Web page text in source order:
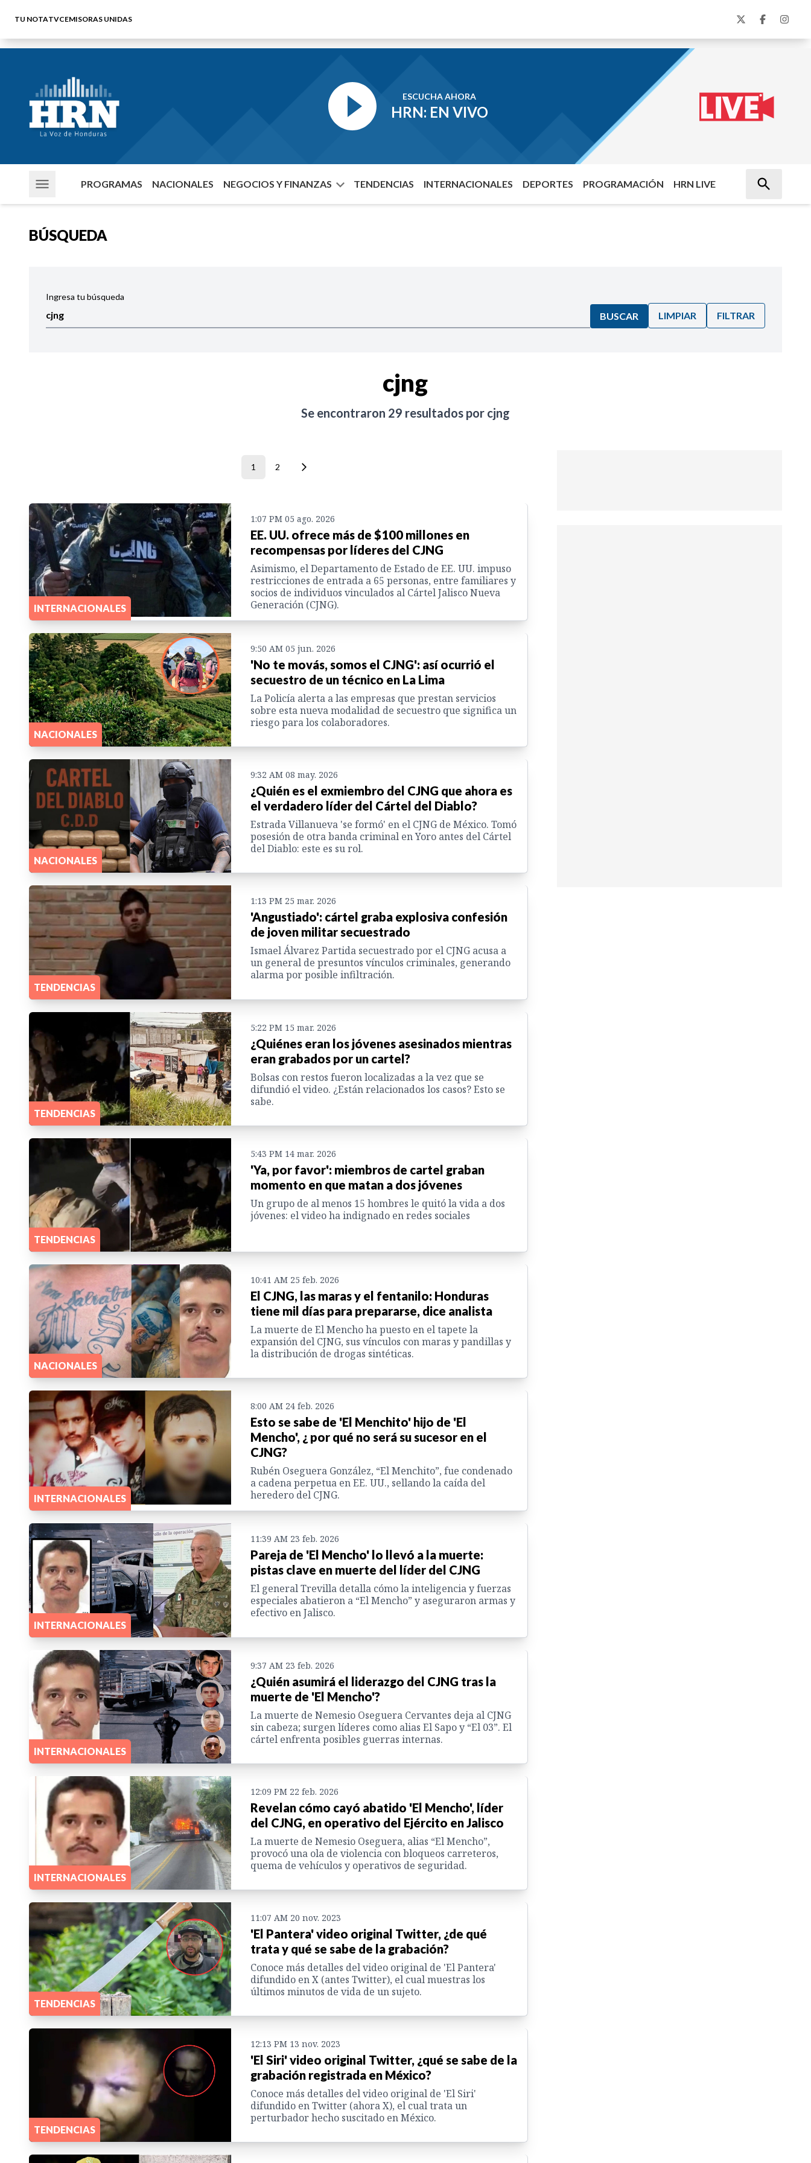
TU NOTATVCEMISORAS UNIDAS
ESCUCHA AHORA
HRN: EN VIVO
PROGRAMAS NACIONALES NEGOCIOS Y FINANZAS TENDENCIAS INTERNACIONALES DEPORTES PROGRAMACIÓN HRN LIVE
BÚSQUEDA
Ingresa tu búsqueda
BUSCAR LIMPIAR FILTRAR
cjng
Se encontraron 29 resultados por cjng
1 2
INTERNACIONALES
1:07 PM 05 ago. 2026
EE. UU. ofrece más de $100 millones en
recompensas por líderes del CJNG
Asimismo, el Departamento de Estado de EE. UU. impuso
restricciones de entrada a 65 personas, entre familiares y
socios de individuos vinculados al Cártel Jalisco Nueva
Generación (CJNG).
NACIONALES
9:50 AM 05 jun. 2026
'No te movás, somos el CJNG': así ocurrió el
secuestro de un técnico en La Lima
La Policía alerta a las empresas que prestan servicios
sobre esta nueva modalidad de secuestro que significa un
riesgo para los colaboradores.
NACIONALES
9:32 AM 08 may. 2026
¿Quién es el exmiembro del CJNG que ahora es
el verdadero líder del Cártel del Diablo?
Estrada Villanueva 'se formó' en el CJNG de México. Tomó
posesión de otra banda criminal en Yoro antes del Cártel
del Diablo: este es su rol.
TENDENCIAS
1:13 PM 25 mar. 2026
'Angustiado': cártel graba explosiva confesión
de joven militar secuestrado
Ismael Álvarez Partida secuestrado por el CJNG acusa a
un general de presuntos vínculos criminales, generando
alarma por posible infiltración.
TENDENCIAS
5:22 PM 15 mar. 2026
¿Quiénes eran los jóvenes asesinados mientras
eran grabados por un cartel?
Bolsas con restos fueron localizadas a la vez que se
difundió el video. ¿Están relacionados los casos? Esto se
sabe.
TENDENCIAS
5:43 PM 14 mar. 2026
'Ya, por favor': miembros de cartel graban
momento en que matan a dos jóvenes
Un grupo de al menos 15 hombres le quitó la vida a dos
jóvenes: el video ha indignado en redes sociales
NACIONALES
10:41 AM 25 feb. 2026
El CJNG, las maras y el fentanilo: Honduras
tiene mil días para prepararse, dice analista
La muerte de El Mencho ha puesto en el tapete la
expansión del CJNG, sus vínculos con maras y pandillas y
la distribución de drogas sintéticas.
INTERNACIONALES
8:00 AM 24 feb. 2026
Esto se sabe de 'El Menchito' hijo de 'El
Mencho', ¿ por qué no será su sucesor en el
CJNG?
Rubén Oseguera González, “El Menchito”, fue condenado
a cadena perpetua en EE. UU., sellando la caída del
heredero del CJNG.
INTERNACIONALES
11:39 AM 23 feb. 2026
Pareja de 'El Mencho' lo llevó a la muerte:
pistas clave en muerte del líder del CJNG
El general Trevilla detalla cómo la inteligencia y fuerzas
especiales abatieron a “El Mencho” y aseguraron armas y
efectivo en Jalisco.
INTERNACIONALES
9:37 AM 23 feb. 2026
¿Quién asumirá el liderazgo del CJNG tras la
muerte de 'El Mencho'?
La muerte de Nemesio Oseguera Cervantes deja al CJNG
sin cabeza; surgen líderes como alias El Sapo y “El 03”. El
cártel enfrenta posibles guerras internas.
INTERNACIONALES
12:09 PM 22 feb. 2026
Revelan cómo cayó abatido 'El Mencho', líder
del CJNG, en operativo del Ejército en Jalisco
La muerte de Nemesio Oseguera, alias “El Mencho”,
provocó una ola de violencia con bloqueos carreteros,
quema de vehículos y operativos de seguridad.
TENDENCIAS
11:07 AM 20 nov. 2023
'El Pantera' video original Twitter, ¿de qué
trata y qué se sabe de la grabación?
Conoce más detalles del video original de 'El Pantera'
difundido en X (antes Twitter), el cual muestras los
últimos minutos de vida de un sujeto.
TENDENCIAS
12:13 PM 13 nov. 2023
'El Siri' video original Twitter, ¿qué se sabe de la
grabación registrada en México?
Conoce más detalles del video original de 'El Siri'
difundido en Twitter (ahora X), el cual trata un
perturbador hecho suscitado en México.